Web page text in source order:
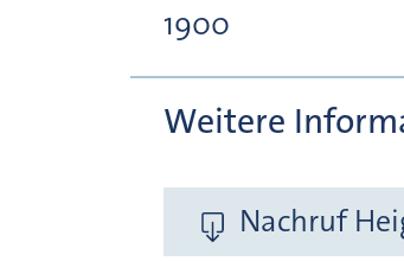
1900
Weitere
Nachruf